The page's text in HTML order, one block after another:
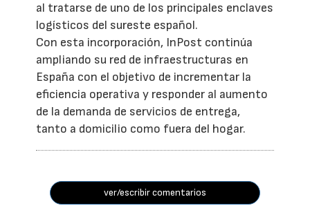
al tratarse de uno de los principales enclaves
logísticos del sureste español.
Con esta incorporación, InPost continúa
ampliando su red de infraestructuras en
España con el objetivo de incrementar la
eficiencia operativa y responder al aumento
de la demanda de servicios de entrega,
tanto a domicilio como fuera del hogar.
ver/escribir comentarios